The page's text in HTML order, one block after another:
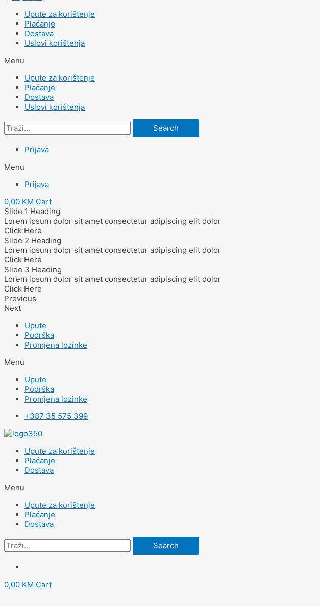
Upute za korištenje
Plaćanje
Dostava
Uslovi korištenja
Menu
Upute za korištenje
Plaćanje
Dostava
Uslovi korištenja
Search
Prijava
Menu
Prijava
0,00 KM Cart
Slide 1 Heading
Lorem ipsum dolor sit amet consectetur adipiscing elit dolor
Click Here
Slide 2 Heading
Lorem ipsum dolor sit amet consectetur adipiscing elit dolor
Click Here
Slide 3 Heading
Lorem ipsum dolor sit amet consectetur adipiscing elit dolor
Click Here
Previous
Next
Upute
Podrška
Promjena lozinke
Menu
Upute
Podrška
Promjena lozinke
+387 35 575 399
Upute za korištenje
Plaćanje
Dostava
Menu
Upute za korištenje
Plaćanje
Dostava
Search
0,00 KM Cart